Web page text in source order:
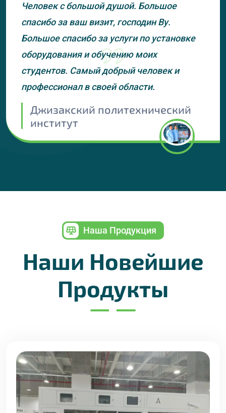
Человек с большой душой. Большое
спасибо за ваш визит, господин Ву.
Большое спасибо за услуги по установке
оборудования и обучению моих
студентов. Самый добрый человек и
профессионал в своей области.
Джизакский политехнический
институт
Наша Продукция
Наши Новейшие
Продукты